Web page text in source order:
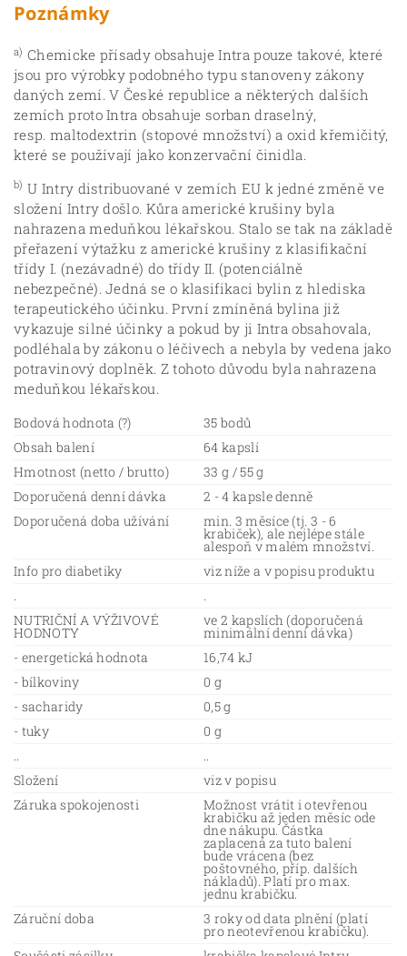
Poznámky
a) Chemicke přísady obsahuje Intra pouze takové, které
jsou pro výrobky podobného typu stanoveny zákony
daných zemí. V České republice a některých dalších
zemích proto Intra obsahuje sorban draselný,
resp. maltodextrin (stopové množství) a oxid křemičitý,
které se používají jako konzervační činidla.
b) U Intry distribuované v zemích EU k jedné změně ve
složení Intry došlo. Kůra americké krušiny byla
nahrazena meduňkou lékařskou. Stalo se tak na základě
přeřazení výtažku z americké krušiny z klasifikační
třídy I. (nezávadné) do třídy II. (potenciálně
nebezpečné). Jedná se o klasifikaci bylin z hlediska
terapeutického účinku. První zmíněná bylina již
vykazuje silné účinky a pokud by ji Intra obsahovala,
podléhala by zákonu o léčivech a nebyla by vedena jako
potravinový doplněk. Z tohoto důvodu byla nahrazena
meduňkou lékařskou.
Bodová hodnota (?)
35 bodů
Obsah balení
64 kapslí
Hmotnost (netto / brutto)
33 g / 55 g
Doporučená denní dávka
2 - 4 kapsle denně
Doporučená doba užívání
min. 3 měsíce (tj. 3 - 6
krabiček), ale nejlépe stále
alespoň v malém množství.
Info pro diabetiky
viz níže a v popisu produktu
.
.
NUTRIČNÍ A VÝŽIVOVÉ
HODNOTY
ve 2 kapslích (doporučená
minimální denní dávka)
- energetická hodnota
16,74 kJ
- bílkoviny
0 g
- sacharidy
0,5 g
- tuky
0 g
..
..
Složení
viz v popisu
Záruka spokojenosti
Možnost vrátit i otevřenou
krabičku až jeden měsíc ode
dne nákupu. Částka
zaplacená za tuto balení
bude vrácena (bez
poštovného, příp. dalších
nákladů). Platí pro max.
jednu krabičku.
Záruční doba
3 roky od data plnění (platí
pro neotevřenou krabičku).